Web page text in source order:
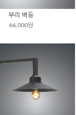
부리 벽등
66,000원